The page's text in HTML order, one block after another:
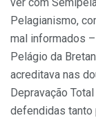
Pelagianismo,
mal informados
Pelágio da
acreditava nas
Depravação
defendidas tanto